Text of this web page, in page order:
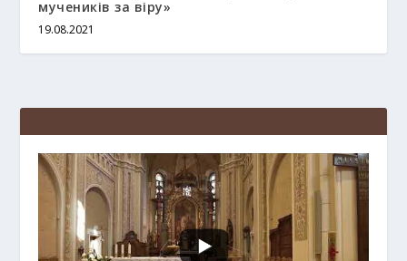
мучеників за віру»
19.08.2021